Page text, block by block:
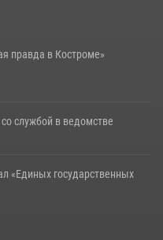
правда в Костроме»
службой в ведомстве
«Единых государственных